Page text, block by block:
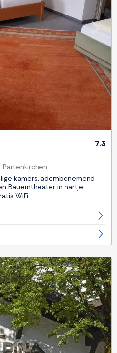
Next
7.3
Partenkirchen
kamers, adembenemend
Bauerntheater in hartje
WiFi.